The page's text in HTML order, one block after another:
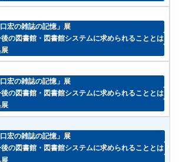
宏の雑誌の記憶」展
の図書館・図書館システムに求められることとは？
宏の雑誌の記憶」展
の図書館・図書館システムに求められることとは？
宏の雑誌の記憶」展
の図書館・図書館システムに求められることとは？